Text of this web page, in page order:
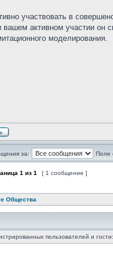
участвовать в
вашем активном участии он
моделирования.
за: Поле
1 из 1 [ 1 сообщение ]
Общества
пользователей и